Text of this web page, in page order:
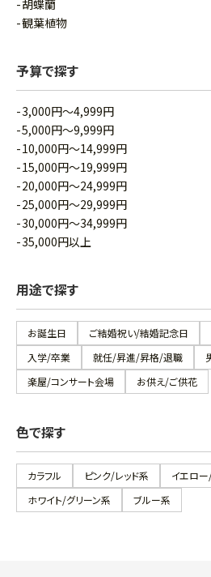
胡蝶蘭
観葉植物
予算で探す
3,000円～4,999円
5,000円～9,999円
10,000円～14,999円
15,000円～19,999円
20,000円～24,999円
25,000円～29,999円
30,000円～34,999円
35,000円以上
用途で探す
お誕生日 ご結婚祝い/結婚記念日
入学/卒業
就任/昇進/昇格/退職
楽屋/コンサート会場
お供え/ご供花
色で探す
カラフル ピンク/レッド系
イエロ
ホワイト/グリーン系
ブルー系